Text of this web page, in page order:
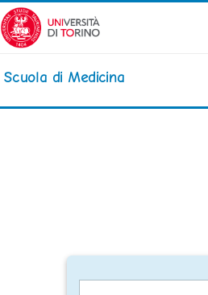
Vai al contenuto principale
Scuola di Medicina